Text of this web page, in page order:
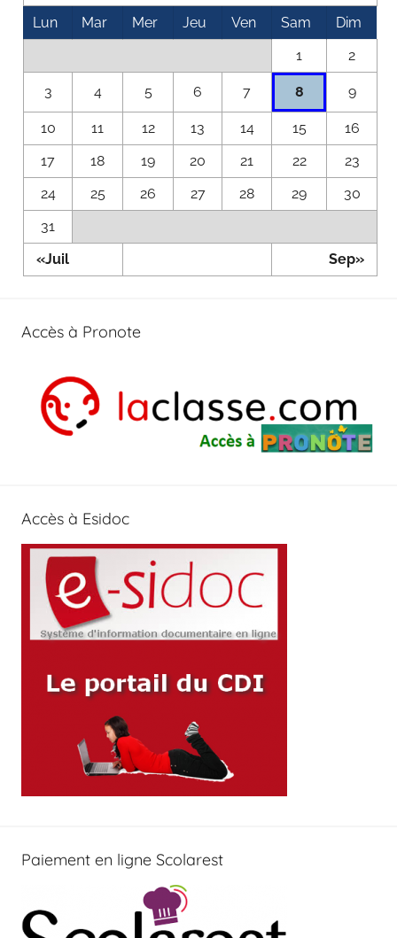
Lun
Mar Mer Jeu Ven Sam Dim
«Juil Sep»
1 2
3 4 5 6 7 8 9
10 11 12 13 14 15
16
17
18 19 20 21 22
23
24
25 26 27 28 29
30
31
Accès à Pronote
Accès à Esidoc
Paiement en ligne Scolarest